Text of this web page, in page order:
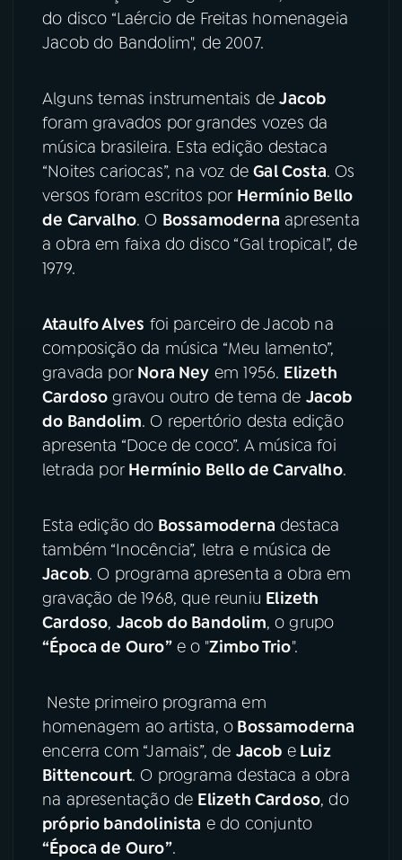
do disco “Laércio de Freitas homenageia
Jacob do Bandolim", de 2007.
Alguns temas instrumentais deJacob
foram gravados por grandes vozes da
música brasileira. Esta edição destaca
“Noites cariocas”, na voz deGal Costa. Os
versos foram escritos por Hermínio Bello
de Carvalho. O Bossamoderna apresenta
a obra em faixa do disco “Gal tropical”, de
1979.
Ataulfo Alves foi parceiro de Jacob na
composição da música “Meu lamento”,
gravada por Nora Ney em 1956. Elizeth
Cardoso gravou outro de tema de Jacob
do Bandolim. O repertório desta edição
apresenta “Doce de coco”. A música foi
letrada porHermínio Bello de Carvalho.
Esta edição do Bossamoderna destaca
também “Inocência”, letra e música de
Jacob. O programa apresenta a obra em
gravação de 1968, que reuniu Elizeth
Cardoso, Jacob do Bandolim, o grupo
“Época de Ouro”e o "Zimbo Trio".
Neste primeiro programa em
homenagem ao artista, o Bossamoderna
encerra com “Jamais”, de Jacob eLuiz
Bittencourt. O programa destaca a obra
na apresentação de Elizeth Cardoso, do
próprio bandolinista e do conjunto
“Época de Ouro”.